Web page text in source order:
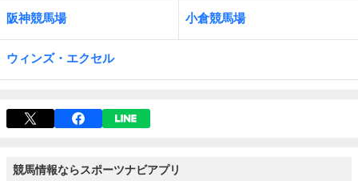
阪神競馬場 小倉競馬場
ウィンズ・エクセル
競馬情報ならスポーツナビアプリ